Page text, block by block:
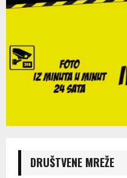
DRUŠTVENE MREŽE